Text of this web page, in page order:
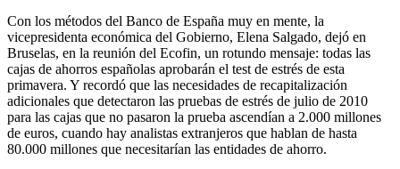
Con los métodos del Banco de España muy en mente, la
vicepresidenta económica del Gobierno, Elena Salgado, dejó en
Bruselas, en la reunión del Ecofin, un rotundo mensaje: todas las
cajas de ahorros españolas aprobarán el test de estrés de esta
primavera. Y recordó que las necesidades de recapitalización
adicionales que detectaron las pruebas de estrés de julio de 2010
para las cajas que no pasaron la prueba ascendían a 2.000 millones
de euros, cuando hay analistas extranjeros que hablan de hasta
80.000 millones que necesitarían las entidades de ahorro.